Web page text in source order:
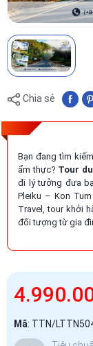
Chia sẻ
Bạn đang tìm
ẩm thực? Tour
đi lý tưởng đưa
Pleiku – Kon
Travel, tour khởi
đối tượng từ gia
Mã: TTN/